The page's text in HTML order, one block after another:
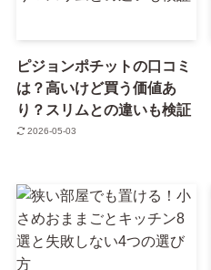
ピジョンポチットの口コミ
は？高いけど買う価値あ
り？スリムとの違いも検証
2026-05-03